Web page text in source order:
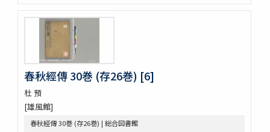
播州舊記
四季物語
すみよし物語
本朝續文粹 13巻
紀伊國牟婁郡色川村色川氏藏文書
壬戌羇旅漫録 2巻
明徳記 3巻
春秋經傳 30巻 (存26巻) [6]
杜 預
[雄風館]
春秋經傳 30巻 (存26巻) | 総合図書館